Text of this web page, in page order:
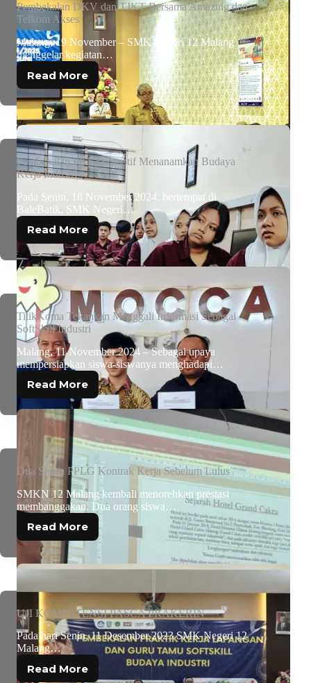
Pembekalan DKV dan TJKT Bersama Amazing dan
Telkom Akses
Malang, 19 November – SMK Negeri 12 Malang
menggelar kegiatan…
Read More
Pembekalan PKL Otomotif Menanamkan Budaya
Kerja Industri
Pada Senin, 18 November 2024, bertempat di
BaleBatik, SMK Negeri…
Read More
TitikKoma Tekankan Menggali Informasi Sebagai
SoftSkill Industri
Malang, 11 November 2024 – Sebagai upaya
mempersiapkan siswa-siswanya menghadapi…
Read More
Dua Siswa PPLG Kontrak Kerja Sebelum Lulus
SMKN 12 Malang kembali menorehkan prestasi
membanggakan. Dua orang siswa…
Read More
UJI KOMPETENSI PASCA PRAKERIN
Pada hari Senin, 11 Desember 2023 SMK Negeri 12
Malang…
Read More